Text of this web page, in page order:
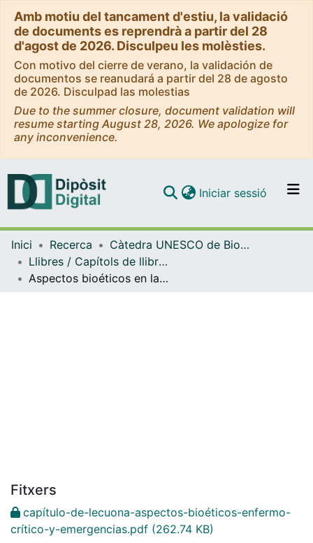
Amb motiu del tancament d'estiu, la validació
de documents es reprendrà a partir del 28
d'agost de 2026. Disculpeu les molèsties.
Con motivo del cierre de verano, la validación de
documentos se reanudará a partir del 28 de agosto
de 2026. Disculpad las molestias
Due to the summer closure, document validation will
resume starting August 28, 2026. We apologize for
any inconvenience.
Navega per tot el DD
Com publicar
Iniciar sessió (current)
Inici Recerca
Càtedra UNESCO de Bioètica de la UB - Bioètica Dret i Societat
Llibres / Capítols de llibre (Càtedra UNESCO de Bioètica UB)
Aspectos bioéticos en la atención al enfermo crítico y emergencias
Fitxers
capítulo-de-lecuona-aspectos-bioéticos-enfermo-
crítico-y-emergencias.pdf (262.74 KB)